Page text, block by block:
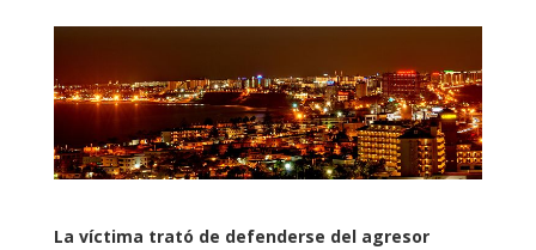
La víctima trató de defenderse del agresor